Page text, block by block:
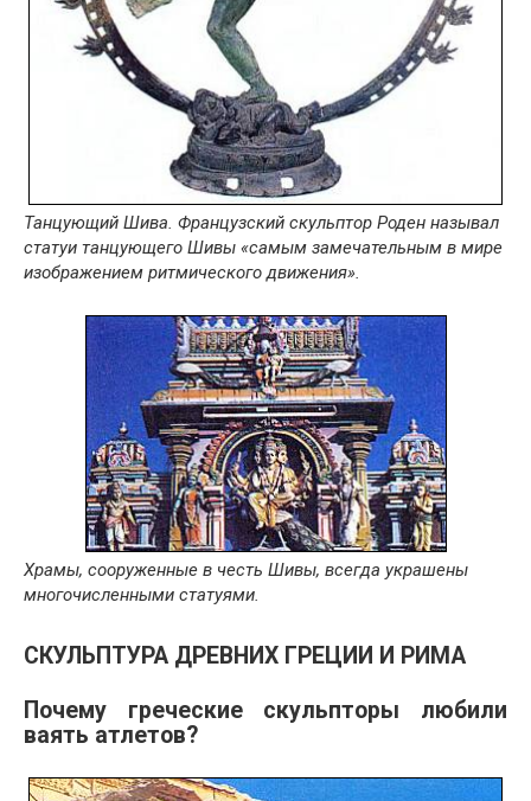
Танцующий Шива. Французский скульптор Роден называл
статуи танцующего Шивы «самым замечательным в мире
изображением ритмического движения».
Храмы, сооруженные в честь Шивы, всегда украшены
многочисленными статуями.
СКУЛЬПТУРА ДРЕВНИХ ГРЕЦИИ И РИМА
Почему греческие скульпторы любили
ваять атлетов?